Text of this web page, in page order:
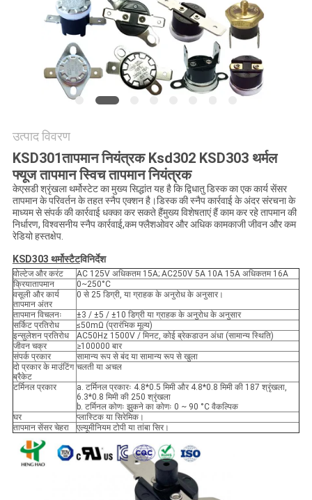
SITEMAP
PRIVACY
POLICY
उत्पाद विवरण
KSD301तापमान नियंत्रक Ksd302 KSD303 थर्मल
फ्यूज तापमान स्विच तापमान नियंत्रक
केएसडी श्रृंखला थर्मोस्टेट का मुख्य सिद्धांत यह है कि द्विधातु डिस्क का एक कार्य सेंसर
तापमान के परिवर्तन के तहत स्नैप एक्शन है।डिस्क की स्नैप कार्रवाई के अंदर संरचना के
माध्यम से संपर्क की कार्रवाई धक्का कर सकते हैंमुख्य विशेषताएं हैं काम कर रहे तापमान की
निर्धारण, विश्वसनीय स्नैप कार्रवाई,कम फ्लैशओवर और अधिक कामकाजी जीवन और कम
रेडियो हस्तक्षेप.
KSD303 थर्मोस्टैटविनिर्देश
वोल्टेज और करंट
AC 125V अधिकतम 15A; AC250V 5A 10A 15A अधिकतम 16A
क्रियातापमान
0~250°C
वसूली और कार्य
तापमान अंतर
0 से 25 डिग्री, या ग्राहक के अनुरोध के अनुसार।
तापमान विचलनः
±3 / ±5 / ±10 डिग्री या ग्राहक के अनुरोध के अनुसार
सर्किट प्रतिरोध
≤50mΩ (प्रारंभिक मूल्य)
इन्सुलेशन प्रतिरोध
AC50Hz 1500V / मिनट, कोई ब्रेकडाउन अंधा (सामान्य स्थिति)
जीवन चक्र
≥100000 बार
संपर्क प्रकार
सामान्य रूप से बंद या सामान्य रूप से खुला
दो प्रकार के माउंटिंग
ब्रैकेट
चलती या अचल
टर्मिनल प्रकार
a. टर्मिनल प्रकारः 4.8*0.5 मिमी और 4.8*0.8 मिमी की 187 श्रृंखला,
6.3*0.8 मिमी की 250 श्रृंखला
b. टर्मिनल कोणः झुकने का कोणः 0 ~ 90 °C वैकल्पिक
घर
प्लास्टिक या सिरेमिक।
तापमान सेंसर चेहरा
एल्यूमीनियम टोपी या तांबा सिर।